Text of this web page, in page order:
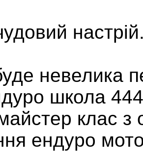
невелика
школа
клас з
ендуро